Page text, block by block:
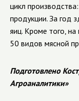
цикл
продукции. За год
яиц. Кроме того,
50 видов мясной
Подготовлено
Агроаналитики»